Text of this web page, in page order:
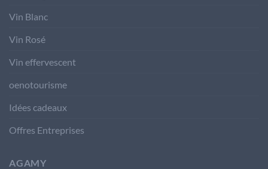
Vin Blanc
Vin Rosé
Vin effervescent
oenotourisme
Idées cadeaux
Offres Entreprises
AGAMY